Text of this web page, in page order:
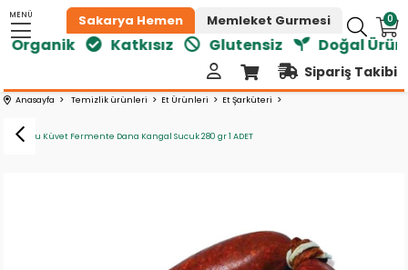
0
MENÜ Sakarya Hemen Memleket Gurmesi
Katkısız Glutensiz Doğal
Sipariş Takibi
Anasayfa Temizlik ürünleri Et Ürünleri Et Şarküteri
Apikoğlu Küvet Fermente Dana Kangal Sucuk 280 gr 1 ADET